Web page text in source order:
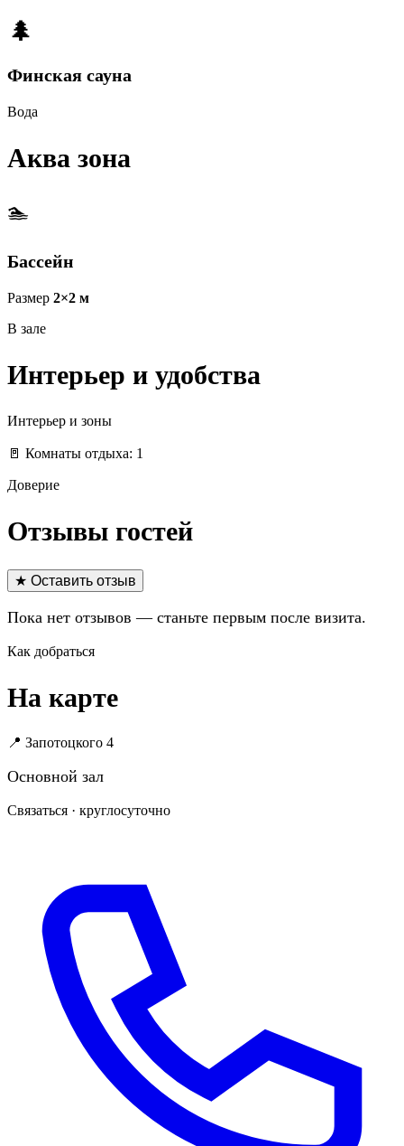
🌲
Финская сауна
Вода
Аква зона
🏊
Бассейн
Размер 2×2 м
В зале
Интерьер и удобства
Интерьер и зоны
🚪 Комнаты отдыха: 1
Доверие
Отзывы гостей
★ Оставить отзыв
Пока нет отзывов — станьте первым после визита.
Как добраться
На карте
📍 Запотоцкого 4
Основной зал
Связаться · круглосуточно